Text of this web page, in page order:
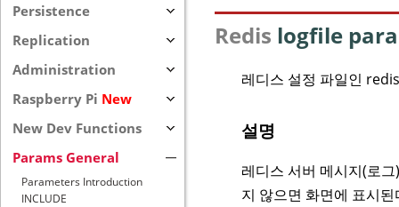
Persistence
Replication
Administration
Raspberry Pi New
New Dev Functions
Params General
Parameters Introduction
INCLUDE
Redis logfile
레디스 설정 파일인
설명
레디스 서버 메시지(로
지 않으면 화면에 표시된